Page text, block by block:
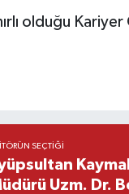
olduğu
SEÇTIĞI
Uzm. Dr.